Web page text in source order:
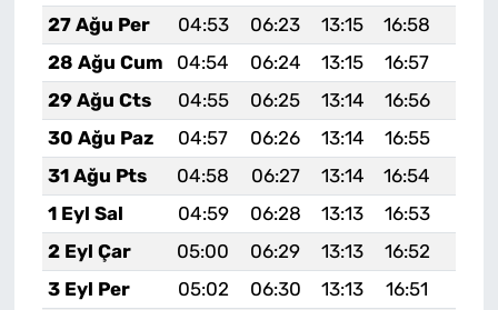
27 Ağu Per
04:53 06:23 13:15 16:58
28 Ağu Cum
04:54 06:24 13:15 16:57
29 Ağu Cts
04:55 06:25 13:14 16:56
30 Ağu Paz
04:57 06:26 13:14 16:55
31 Ağu Pts
04:58 06:27 13:14 16:54
1 Eyl Sal
04:59 06:28 13:13 16:53
2 Eyl Çar
05:00 06:29 13:13 16:52
3 Eyl Per
05:02 06:30 13:13 16:51